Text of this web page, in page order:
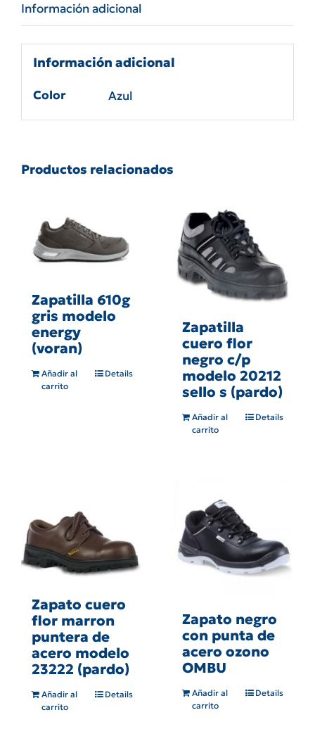
Información adicional
Información adicional
Color Azul
Productos relacionados
Zapatilla 610g
gris modelo
energy
(voran)
Añadir al
carrito
Details
Zapatilla
cuero flor
negro c/p
modelo 20212
sello s (pardo)
Añadir al
carrito
Details
Zapato cuero
flor marron
puntera de
acero modelo
23222 (pardo)
Añadir al
carrito
Details
Zapato negro
con punta de
acero ozono
OMBU
Añadir al
carrito
Details